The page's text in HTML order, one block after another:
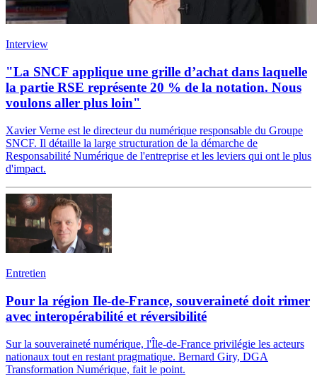
Interview
"La SNCF applique une grille d’achat dans laquelle
la partie RSE représente 20 % de la notation. Nous
voulons aller plus loin"
Xavier Verne est le directeur du numérique responsable du Groupe
SNCF. Il détaille la large structuration de la démarche de
Responsabilité Numérique de l'entreprise et les leviers qui ont le plus
d'impact.
Entretien
Pour la région Ile-de-France, souveraineté doit rimer
avec interopérabilité et réversibilité
Sur la souveraineté numérique, l'Île-de-France privilégie les acteurs
nationaux tout en restant pragmatique. Bernard Giry, DGA
Transformation Numérique, fait le point.